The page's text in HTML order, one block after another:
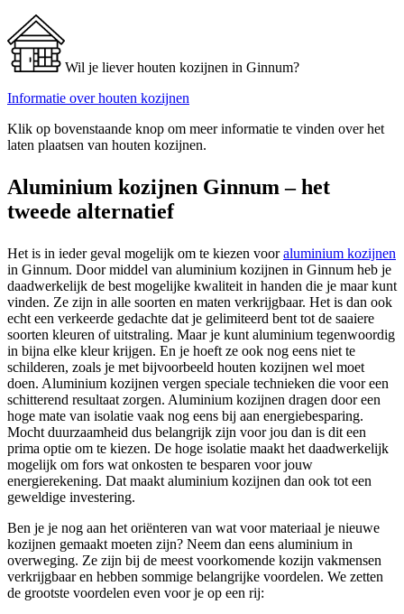
Wil je liever houten kozijnen in Ginnum?
Informatie over houten kozijnen
Klik op bovenstaande knop om meer informatie te vinden over het
laten plaatsen van houten kozijnen.
Aluminium kozijnen Ginnum – het
tweede alternatief
Het is in ieder geval mogelijk om te kiezen vooraluminium kozijnen
in Ginnum. Door middel van aluminium kozijnen in Ginnum heb je
daadwerkelijk de best mogelijke kwaliteit in handen die je maar kunt
vinden. Ze zijn in alle soorten en maten verkrijgbaar. Het is dan ook
echt een verkeerde gedachte dat je gelimiteerd bent tot de saaiere
soorten kleuren of uitstraling. Maar je kunt aluminium tegenwoordig
in bijna elke kleur krijgen. En je hoeft ze ook nog eens niet te
schilderen, zoals je met bijvoorbeeld houten kozijnen wel moet
doen. Aluminium kozijnen vergen speciale technieken die voor een
schitterend resultaat zorgen. Aluminium kozijnen dragen door een
hoge mate van isolatie vaak nog eens bij aan energiebesparing.
Mocht duurzaamheid dus belangrijk zijn voor jou dan is dit een
prima optie om te kiezen. De hoge isolatie maakt het daadwerkelijk
mogelijk om fors wat onkosten te besparen voor jouw
energierekening. Dat maakt aluminium kozijnen dan ook tot een
geweldige investering.
Ben je je nog aan het oriënteren van wat voor materiaal je nieuwe
kozijnen gemaakt moeten zijn? Neem dan eens aluminium in
overweging. Ze zijn bij de meest voorkomende kozijn vakmensen
verkrijgbaar en hebben sommige belangrijke voordelen. We zetten
de grootste voordelen even voor je op een rij: